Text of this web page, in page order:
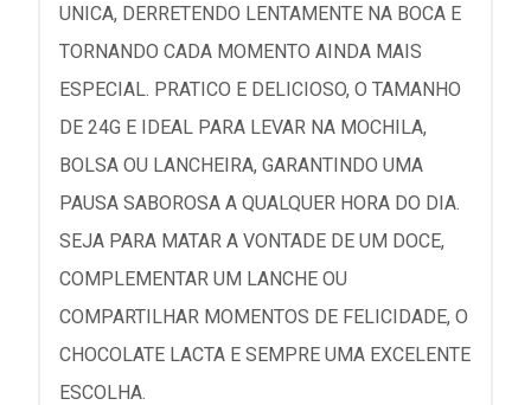
UNICA, DERRETENDO LENTAMENTE NA BOCA E
TORNANDO CADA MOMENTO AINDA MAIS
ESPECIAL. PRATICO E DELICIOSO, O TAMANHO
DE 24G E IDEAL PARA LEVAR NA MOCHILA,
BOLSA OU LANCHEIRA, GARANTINDO UMA
PAUSA SABOROSA A QUALQUER HORA DO DIA.
SEJA PARA MATAR A VONTADE DE UM DOCE,
COMPLEMENTAR UM LANCHE OU
COMPARTILHAR MOMENTOS DE FELICIDADE, O
CHOCOLATE LACTA E SEMPRE UMA EXCELENTE
ESCOLHA.